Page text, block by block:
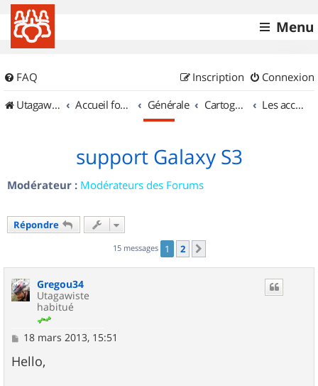
Menu
FAQ Connexion
Inscription
UtagawaVTT (Randos VTT et VTTAE avec traces GPS)
Accueil forum Générale Cartographie et GPS Les accessoires
support Galaxy S3
Modérateur : Modérateurs des Forums
Répondre
15 messages 1 2
Gregou34
Utagawiste
habitué
M
s
s
18 mars 2013, 15:51
Hello,